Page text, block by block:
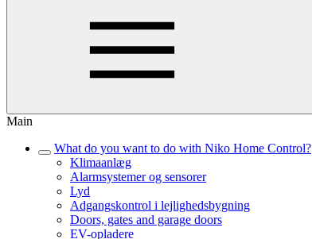
Main
What do you want to do with Niko Home Control?
Klimaanlæg
Alarmsystemer og sensorer
Lyd
Adgangskontrol i lejlighedsbygning
Doors, gates and garage doors
EV-opladere